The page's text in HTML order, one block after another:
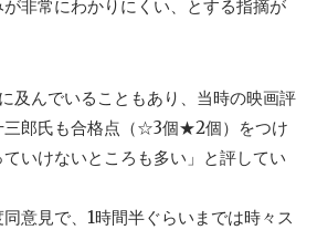
非常にわかりにくい、とする指摘が
及んでいることもあり、当時の映画評
三郎氏も合格点（☆3個★2個）をつけ
いけないところも多い」と評してい
意見で、1時間半ぐらいまでは時々ス